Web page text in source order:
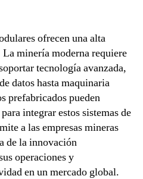
ofrecen una alta
minería moderna requiere
tecnología avanzada,
datos hasta maquinaria
prefabricados pueden
integrar estos sistemas de
a las empresas mineras
de la innovación
operaciones y
en un mercado global.